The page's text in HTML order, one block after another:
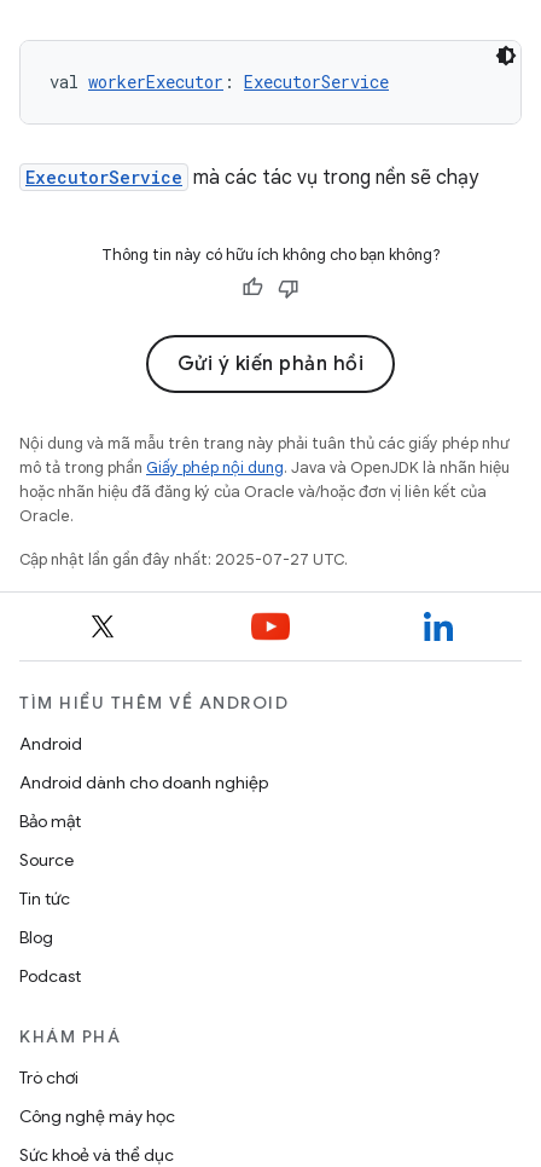
val workerExecutor : ExecutorService
ExecutorService mà các tác vụ trong nền sẽ chạy
Thông tin này có hữu ích không cho bạn không?
Gửi ý kiến phản hồi
Nội dung và mã mẫu trên trang này phải tuân thủ các giấy phép như
mô tả trong phần Giấy phép nội dung. Java và OpenJDK là nhãn hiệu
hoặc nhãn hiệu đã đăng ký của Oracle và/hoặc đơn vị liên kết của
Oracle.
Cập nhật lần gần đây nhất: 2025-07-27 UTC.
TÌM HIỂU THÊM VỀ ANDROID
Android
Android dành cho doanh nghiệp
Bảo mật
Source
Tin tức
Blog
Podcast
KHÁM PHÁ
Trò chơi
Công nghệ máy học
Sức khoẻ và thể dục